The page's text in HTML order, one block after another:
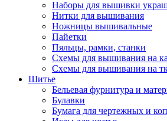
Наборы для вышивки
Нитки для вышивания
Ножницы вышивальные
Пайетки
Пяльцы, рамки, станки
Схемы для вышивания на
Схемы для вышивания на
Шитье
Бельевая фурнитура и
Булавки
Бумага для чертежных и